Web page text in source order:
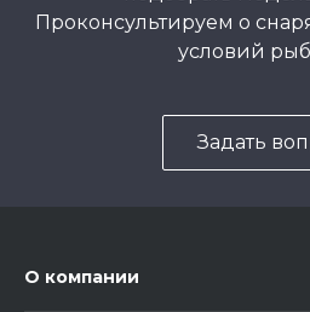
Проконсультируем о
условий
Задать
О компании